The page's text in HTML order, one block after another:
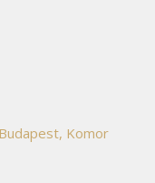
Komor